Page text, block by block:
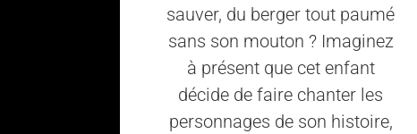
sauver, du berger tout paumé
sans son mouton ? Imaginez
à présent que cet enfant
décide de faire chanter les
personnages de son histoire,